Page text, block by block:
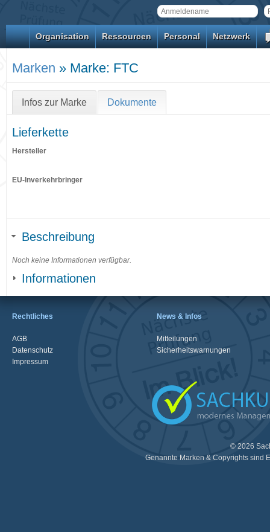
Organisation Ressourcen Personal Netzwerk
Marken » Marke: FTC
Infos zur Marke Dokumente
Lieferkette
Hersteller
EU-Inverkehrbringer
Beschreibung
Noch keine Informationen verfügbar.
Informationen
Rechtliches
AGB
Datenschutz
Impressum
News & Infos
Mitteilungen
Sicherheitswarnungen
© 2026
Genannte Marken & Copyrights sind